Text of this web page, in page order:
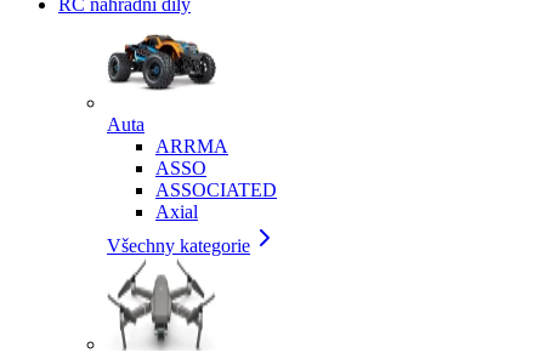
RC náhradní díly
Auta
ARRMA
ASSO
ASSOCIATED
Axial
Všechny kategorie